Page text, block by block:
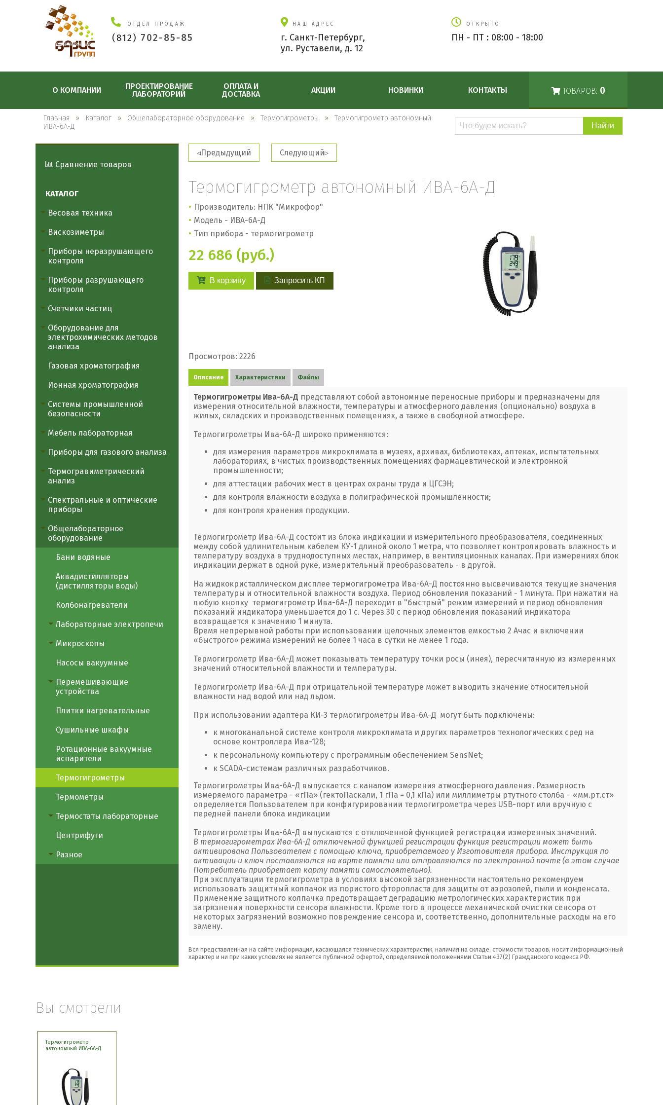
ОТДЕЛ ПРОДАЖ
(812) 702-85-85
НАШ АДРЕС
г. Санкт-Петербург,
ул. Руставели, д. 12
ОТКРЫТО
ПН - ПТ : 08:00 - 18:00
О КОМПАНИИ
ПРОЕКТИРОВАНИЕ
ЛАБОРАТОРИЙ
ОПЛАТА И
ДОСТАВКА
АКЦИИ НОВИНКИ КОНТАКТЫ ТОВАРОВ: 0
Поиск
каталогу
Главная Каталог Общелабораторное оборудование Термогигрометры
Термогигрометр автономный
ИВА-6А-Д
Сравнение товаров
КАТАЛОГ
Весовая техника
Вискозиметры
Приборы неразрушающего
контроля
Приборы разрушающего
контроля
Счетчики частиц
Оборудование для
электрохимических методов
анализа
Газовая хроматография
Ионная хроматография
Системы промышленной
безопасности
Мебель лабораторная
Приборы для газового анализа
Термогравиметрический
анализ
Спектральные и оптические
приборы
Общелабораторное
оборудование
Бани водяные
Аквадистилляторы
(дистилляторы воды)
Колбонагреватели
Лабораторные электропечи
Микроскопы
Насосы вакуумные
Перемешивающие
устройства
Плитки нагревательные
Сушильные шкафы
Ротационные вакуумные
испарители
Термогигрометры
Термометры
Термостаты лабораторные
Центрифуги
Разное
Предыдущий Следующий
Термогигрометр автономный ИВА-6А-Д
Производитель: НПК "Микрофор"
Модель - ИВА-6А-Д
Тип прибора - термогигрометр
22 686 (руб.)
В корзину Запросить КП
Просмотров: 2226
Описание Характеристики Файлы
Термогигрометры Ива-6А-Д представляют собой автономные переносные приборы и предназначены для
измерения относительной влажности, температуры и атмосферного давления (опционально) воздуха в
жилых, складских и производственных помещениях, а также в свободной атмосфере.
Термогигрометры Ива-6А-Д широко применяются:
для измерения параметров микроклимата в музеях, архивах, библиотеках, аптеках, испытательных
лабораториях, в чистых производственных помещениях фармацевтической и электронной
промышленности;
для аттестации рабочих мест в центрах охраны труда и ЦГСЭН;
для контроля влажности воздуха в полиграфической промышленности;
для контроля хранения продукции.
Термогигрометр Ива-6А-Д состоит из блока индикации и измерительного преобразователя, соединенных
между собой удлинительным кабелем КУ-1 длиной около 1 метра, что позволяет контролировать влажность и
температуру воздуха в труднодоступных местах, например, в вентиляционных каналах. При измерениях блок
индикации держат в одной руке, измерительный преобразователь - в другой.
На жидкокристаллическом дисплее термогигрометра Ива-6А-Д постоянно высвечиваются текущие значения
температуры и относительной влажности воздуха. Период обновления показаний - 1 минута. При нажатии на
любую кнопку термогигрометр Ива-6А-Д переходит в "быстрый" режим измерений и период обновления
показаний индикатора уменьшается до 1 с. Через 30 с период обновления показаний индикатора
возвращается к значению 1 минута.
Время непрерывной работы при использовании щелочных элементов емкостью 2 Ачас и включении
«быстрого» режима измерений не более 1 часа в сутки не менее 1 года.
Термогигрометр Ива-6А-Д может показывать температуру точки росы (инея), пересчитанную из измеренных
значений относительной влажности и температуры.
Термогигрометр Ива-6А-Д при отрицательной температуре может выводить значение относительной
влажности над водой или над льдом.
При использовании адаптера КИ-3 термогигрометры Ива-6А-Д могут быть подключены:
к многоканальной системе контроля микроклимата и других параметров технологических сред на
основе контроллера Ива-128;
к персональному компьютеру с программным обеспечением SensNet;
к SCADA-системам различных разработчиков.
Термогигрометры Ива-6А-Д выпускается с каналом измерения атмосферного давления. Размерность
измеряемого параметра - «гПа» (гектоПаскали, 1 гПа = 0,1 кПа) или миллиметры ртутного столба – «мм.рт.ст»
определяется Пользователем при конфигурировании термогигрометра через USB-порт или вручную с
передней панели блока индикации
Термогигрометры Ива-6А-Д выпускаются с отключенной функцией регистрации измеренных значений.
В термогигрометрах Ива-6А-Д отключенной функцией регистрации функция регистрации может быть
активирована Пользователем с помощью ключа, приобретаемого у Изготовителя прибора. Инструкция по
активации и ключ поставляются на карте памяти или отправляются по электронной почте (в этом случае
Потребитель приобретает карту памяти самостоятельно).
При эксплуатации термогигрометра в условиях высокой загрязненности настоятельно рекомендуем
использовать защитный колпачок из пористого фторопласта для защиты от аэрозолей, пыли и конденсата.
Применение защитного колпачка предотвращает деградацию метрологических характеристик при
загрязнении поверхности сенсора влажности. Кроме того в процессе механической очистки сенсора от
некоторых загрязнений возможно повреждение сенсора и, соответственно, дополнительные расходы на его
замену.
Вся представленная на сайте информация, касающаяся технических характеристик, наличия на складе, стоимости товаров, носит информационный
характер и ни при каких условиях не является публичной офертой, определяемой положениями Статьи 437(2) Гражданского кодекса РФ.
Вы смотрели
Термогигрометр
автономный ИВА-6А-Д